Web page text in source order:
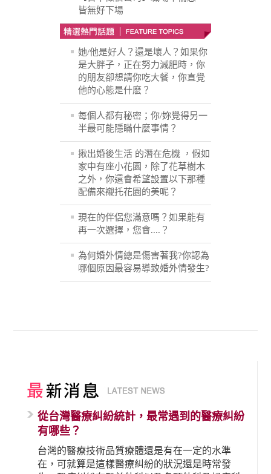
皆無好下場
她/他是好人？還是壞人？如果你
是大胖子，正在努力減肥時，你
的朋友卻想請你吃大餐，你直覺
他的心態是什麽？
每個人都有秘密；你/妳覺得另一
半最可能隱瞞什麼事情？
揪出婚後生活 的潛在危機 ，假如
家中有座小花園，除了花草樹木
之外，你還會希望設置以下那種
配備來襯托花園的美呢？
現在的伴侶您滿意嗎？如果能有
再一次選擇，您會....？
為何婚外情總是傷害著我?你認為
哪個原因最容易導致婚外情發生?
從台灣醫療糾紛統計，最常遇到的醫療糾紛
有哪些？
台灣的醫療技術品質療體還是有在一定的水準
在，可就算是這樣醫療糾紛的狀況還是時常發